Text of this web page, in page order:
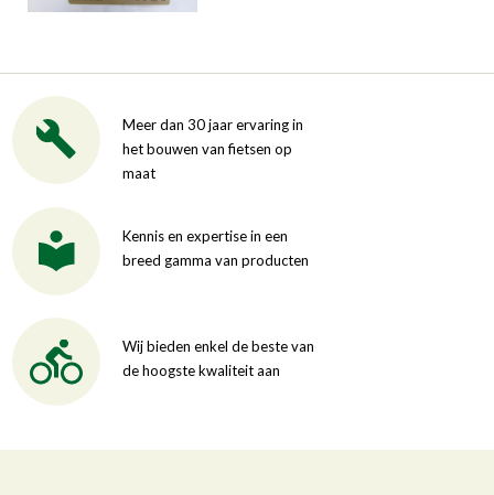
Meer dan 30 jaar ervaring in
het bouwen van fietsen op
maat
Kennis en expertise in een
breed gamma van producten
Wij bieden enkel de beste van
de hoogste kwaliteit aan